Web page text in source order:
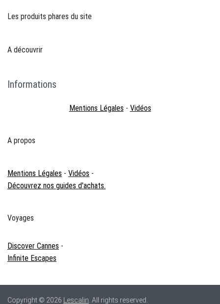
Les produits phares du site
A découvrir
Informations
Mentions Légales - Vidéos
A propos
Mentions Légales - Vidéos -
Découvrez nos guides d'achats.
Voyages
Discover Cannes -
Infinite Escapes
Copyright © 2026 Lescalin . All rights reserved.